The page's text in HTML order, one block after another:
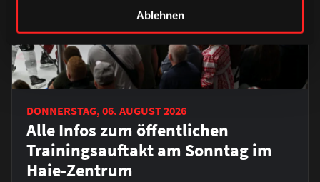
Ablehnen
DONNERSTAG, 06. AUGUST 2026
Alle Infos zum öffentlichen
Trainingsauftakt am Sonntag im
Haie-Zentrum